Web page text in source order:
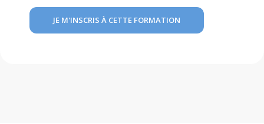
JE M'INSCRIS À CETTE FORMATION